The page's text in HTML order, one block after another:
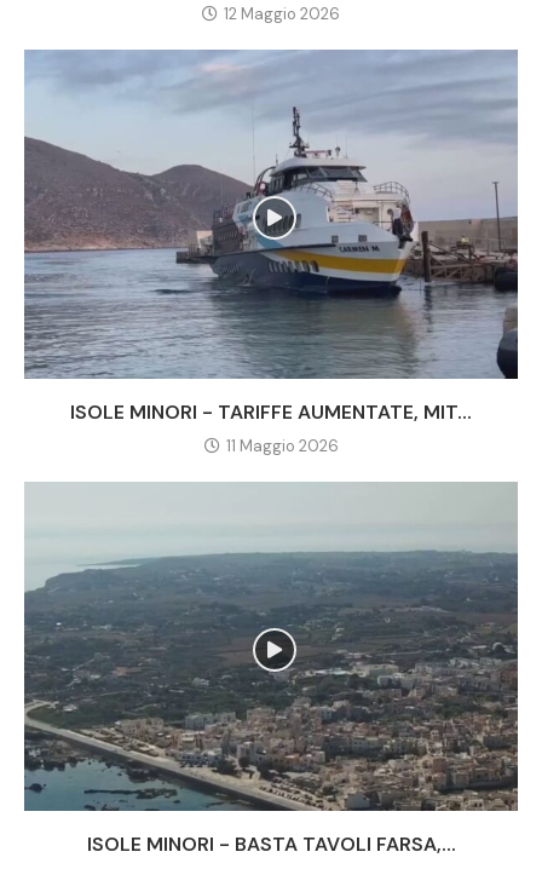
12 Maggio 2026
ISOLE MINORI - TARIFFE AUMENTATE, MIT...
11 Maggio 2026
ISOLE MINORI - BASTA TAVOLI FARSA,...